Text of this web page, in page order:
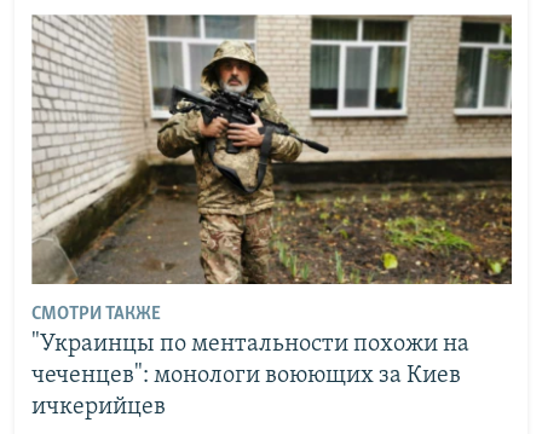
СМОТРИ ТАКЖЕ
"Украинцы по ментальности похожи на
чеченцев": монологи воюющих за Киев
ичкерийцев